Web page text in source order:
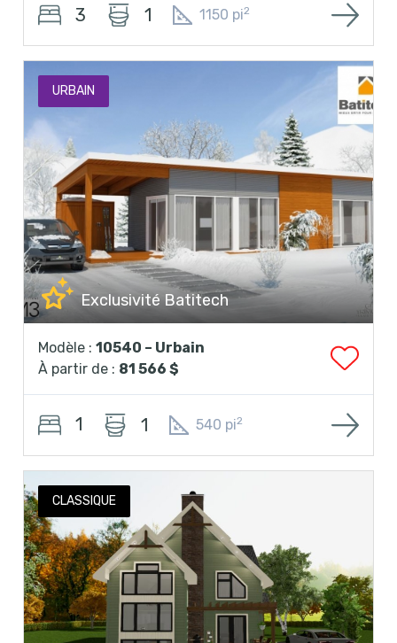
3 1 1150 pi2
URBAIN
Exclusivité Batitech
Modèle : 10540 – Urbain
À partir de : 81 566 $
1 1 540 pi2
CLASSIQUE